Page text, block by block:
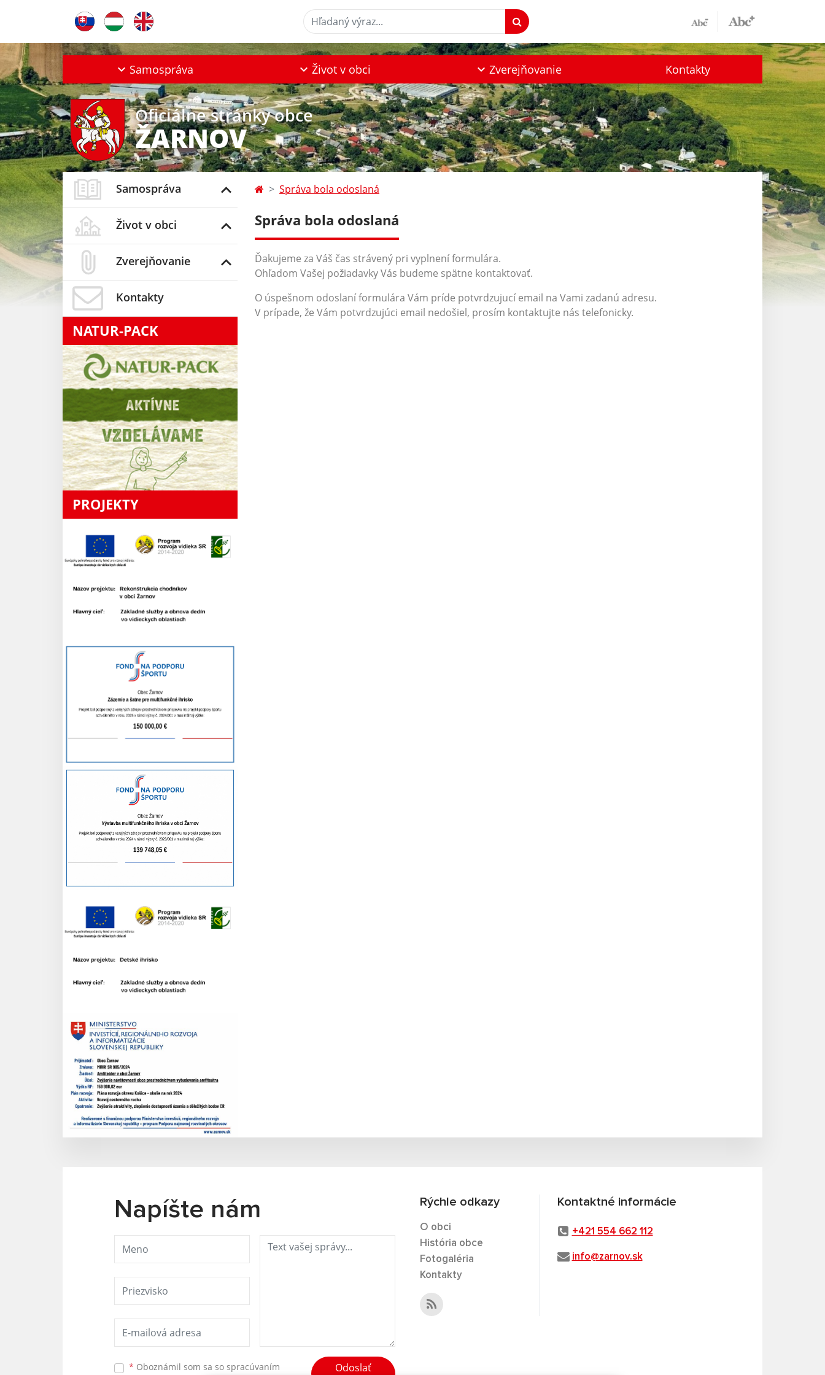
Hľadaný výraz...
Samospráva Život v obci Zverejňovanie Kontakty
Oficiálne stránky obce
ŽARNOV
Samospráva
Život v obci
Zverejňovanie
Kontakty
NATUR-PACK
PROJEKTY
Správa bola odoslaná
Správa bola odoslaná
Ďakujeme za Váš čas strávený pri vyplnení formulára.
Ohľadom Vašej požiadavky Vás budeme spätne kontaktovať.
O úspešnom odoslaní formulára Vám príde potvrdzujucí email na Vami zadanú adresu.
V prípade, že Vám potvrdzujúci email nedošiel, prosím kontaktujte nás telefonicky.
Napíšte nám
* Oboznámil som sa so spracúvaním
Odoslať
Rýchle odkazy
O obci
História obce
Fotogaléria
Kontakty
Kontaktné informácie
+421 554 662 112
info@zarnov.sk